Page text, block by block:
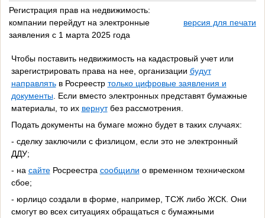
Регистрация прав на недвижимость:
компании перейдут на электронные
заявления с 1 марта 2025 года
версия для печати
Чтобы поставить недвижимость на кадастровый учет или
зарегистрировать права на нее, организации будут
направлятьв Росреестр только цифровые заявления и
документы. Если вместо электронных представят бумажные
материалы, то их вернутбез рассмотрения.
Подать документы на бумаге можно будет в таких случаях:
- сделку заключили с физлицом, если это не электронный
ДДУ;
- на сайтеРосреестра сообщили о временном техническом
сбое;
- юрлицо создали в форме, например, ТСЖ либо ЖСК. Они
смогут во всех ситуациях обращаться с бумажными